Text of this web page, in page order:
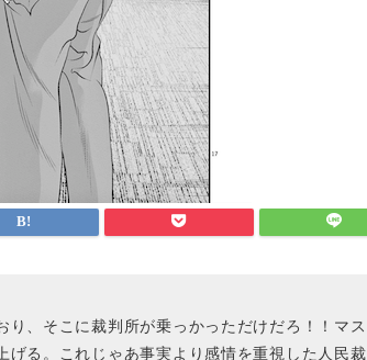
、そこに裁判所が乗っかっただけだろ！！マス
げる。これじゃあ事実より感情を重視した人民裁